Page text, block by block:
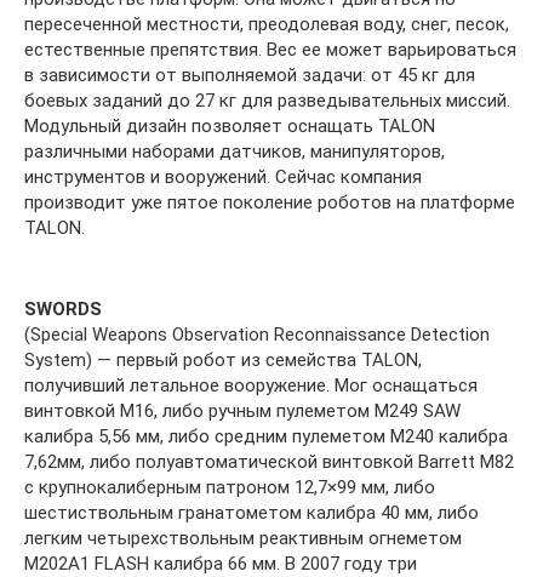
пересеченной местности, преодолевая воду, снег, песок,
естественные препятствия. Вес ее может варьироваться
в зависимости от выполняемой задачи: от 45 кг для
боевых заданий до 27 кг для разведывательных миссий.
Модульный дизайн позволяет оснащать TALON
различными наборами датчиков, манипуляторов,
инструментов и вооружений. Сейчас компания
производит уже пятое поколение роботов на платформе
TALON.
SWORDS
(Special Weapons Observation Reconnaissance Detection
System) — первый робот из семейства TALON,
получивший летальное вооружение. Мог оснащаться
винтовкой M16, либо ручным пулеметом M249 SAW
калибра 5,56 мм, либо средним пулеметом M240 калибра
7,62мм, либо полуавтоматической винтовкой Barrett M82
с крупнокалиберным патроном 12,7×99 мм, либо
шестиствольным гранатометом калибра 40 мм, либо
легким четырехствольным реактивным огнеметом
M202A1 FLASH калибра 66 мм. В 2007 году три